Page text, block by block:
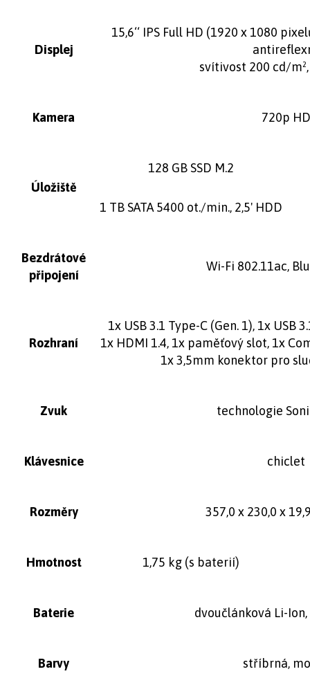
Displej
15,6‘‘ IPS Full HD (1920 x 1080
svítivost 200 cd/m²,
Kamera 720p HD
Úložiště
128 GB SSD M.2
1 TB SATA 5400 ot./min., 2,5' HDD
Bezdrátové
připojení
Wi-Fi 802.11ac,
Rozhraní
1x USB 3.1 Type-C (Gen. 1), 1x USB
1x HDMI 1.4, 1x paměťový slot, 1x
1x 3,5mm konektor pro
Zvuk technologie
Klávesnice chiclet
Rozměry 357,0 x 230,0 x
Hmotnost 1,75 kg (s baterií)
Baterie dvoučlánková Li-Ion,
Barvy stříbrná,